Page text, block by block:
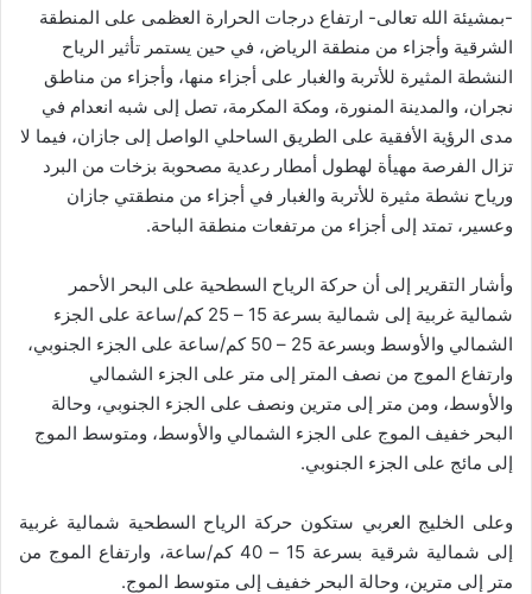
-بمشيئة الله تعالى- ارتفاع درجات الحرارة العظمى على المنطقة
الشرقية وأجزاء من منطقة الرياض، في حين يستمر تأثير الرياح
النشطة المثيرة للأتربة والغبار على أجزاء منها، وأجزاء من مناطق
نجران، والمدينة المنورة، ومكة المكرمة، تصل إلى شبه انعدام في
مدى الرؤية الأفقية على الطريق الساحلي الواصل إلى جازان، فيما لا
تزال الفرصة مهيأة لهطول أمطار رعدية مصحوبة بزخات من البرد
ورياح نشطة مثيرة للأتربة والغبار في أجزاء من منطقتي جازان
وعسير، تمتد إلى أجزاء من مرتفعات منطقة الباحة.
وأشار التقرير إلى أن حركة الرياح السطحية على البحر الأحمر
شمالية غربية إلى شمالية بسرعة 15 – 25 كم/ساعة على الجزء
الشمالي والأوسط وبسرعة 25 – 50 كم/ساعة على الجزء الجنوبي،
وارتفاع الموج من نصف المتر إلى متر على الجزء الشمالي
والأوسط، ومن متر إلى مترين ونصف على الجزء الجنوبي، وحالة
البحر خفيف الموج على الجزء الشمالي والأوسط، ومتوسط الموج
إلى مائج على الجزء الجنوبي.
وعلى الخليج العربي ستكون حركة الرياح السطحية شمالية غربية
إلى شمالية شرقية بسرعة 15 – 40 كم/ساعة، وارتفاع الموج من
متر إلى مترين، وحالة البحر خفيف إلى متوسط الموج.